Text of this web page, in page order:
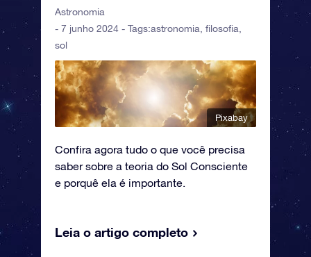
Astronomia
- 7 junho 2024 - Tags:astronomia filosofia
sol
Pixabay
Confira agora tudo o que você precisa
saber sobre a teoria do Sol Consciente
e porquê ela é importante.
Leia o artigo completo